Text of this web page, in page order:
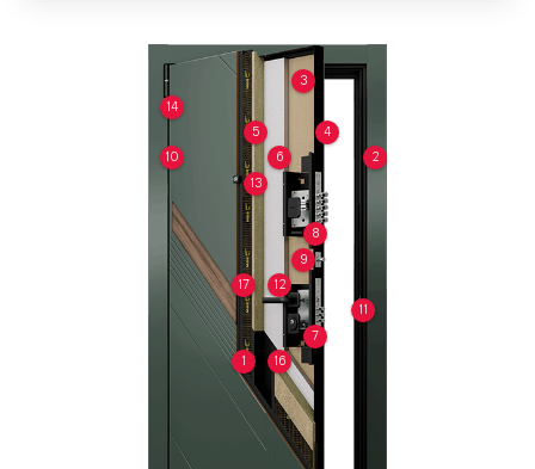
1
2
3
4
5
6
7
8
9
10
11
12
13
14
16
17